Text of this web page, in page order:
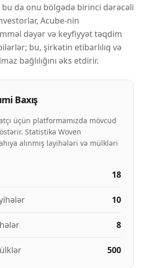
da onu bölgədə birinci dərəcəli
Acube-nin
dəyər və keyfiyyət təqdim
bu, şirkətin etibarlılıq və
bağlılığını əks etdirir.
Baxış
üçün platformamızda mövcud
Statistika Woven
alınmış layihələri və mülkləri
18
10
8
500